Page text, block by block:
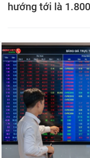
hướng tới là